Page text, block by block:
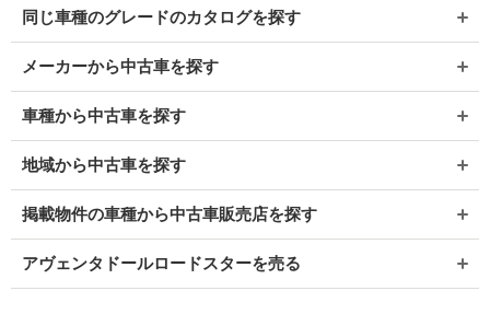
同じ車種のグレードのカタログを探す
メーカーから中古車を探す
車種から中古車を探す
地域から中古車を探す
掲載物件の車種から中古車販売店を探す
アヴェンタドールロードスターを売る